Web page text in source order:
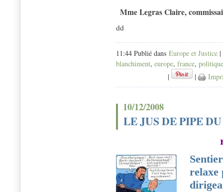
Mme Legras Claire,
dd
11:44 Publié dans Europe et Justice |
blanchiment, europe, france, politique
|
|
10/12/2008
LE JUS DE PIPE
relaxe